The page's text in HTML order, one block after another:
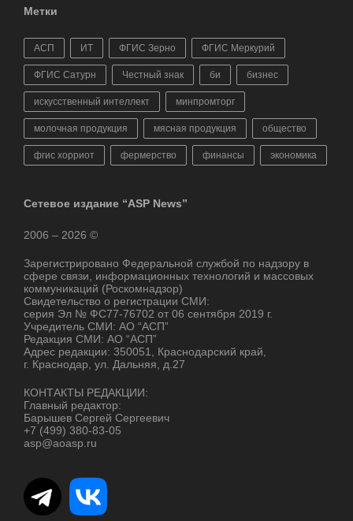
Метки
АСП ИТ ФГИС Зерно ФГИС Меркурий
ФГИС Сатурн Честный знак би бизнес
искусственный интеллект минпромторг
молочная продукция мясная продукция общество
фгис хорриот фермерство финансы экономика
Сетевое издание “ASP News”
2006 – 2026 ©
Зарегистрировано Федеральной службой по надзору в
сфере связи, информационных технологий и массовых
коммуникаций (Роскомнадзор)
Свидетельство о регистрации СМИ:
серия Эл № ФС77-76702 от 06 сентября 2019 г.
Учредитель СМИ: АО “АСП”
Редакция СМИ: АО “АСП”
Адрес редакции: 350051, Краснодарский край,
г. Краснодар, ул. Дальняя, д.27
КОНТАКТЫ РЕДАКЦИИ:
Главный редактор:
Барышев Сергей Сергеевич
+7 (499) 380-83-05
asp@aoasp.ru